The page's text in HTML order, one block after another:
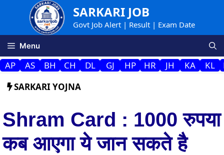
SARKARI JOB
Govt Job Alert | Result | Exam Date
Menu
AP AS BH CH DL GJ HP HR JH KA KL
SARKARI YOJNA
Shram Card : 1000 रुपया
कब आएगा ये जान सकते है